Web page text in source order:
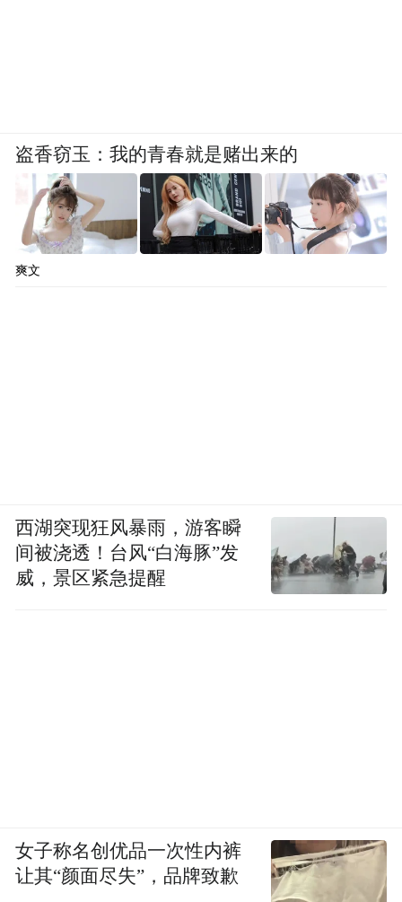
盗香窃玉：我的青春就是赌出来的
爽文
西湖突现狂风暴雨，游客瞬
间被浇透！台风“白海豚”发
威，景区紧急提醒
女子称名创优品一次性内裤
让其“颜面尽失”，品牌致歉